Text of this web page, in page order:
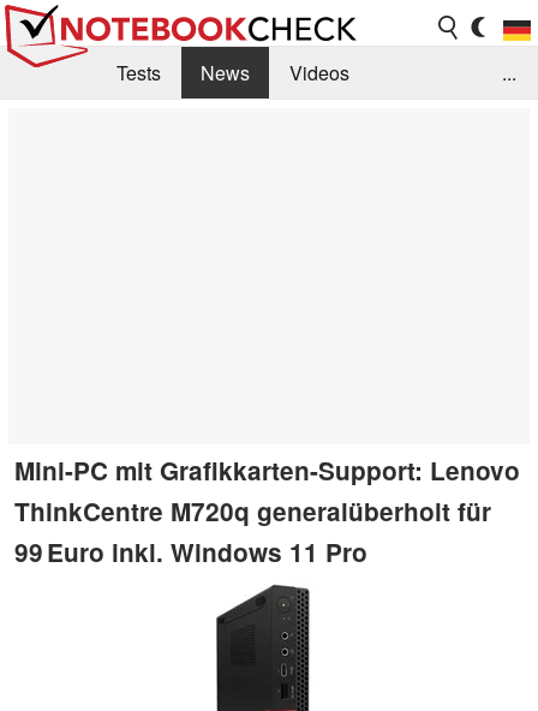
Tests News
Videos
...
Mini-PC mit Grafikkarten-Support: Lenovo
ThinkCentre M720q generalüberholt für
99 Euro inkl. Windows 11 Pro